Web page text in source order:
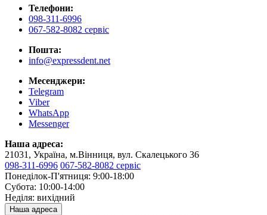
Телефони:
098-311-6996
067-582-8082 сервіс
Пошта:
info@expressdent.net
Месенджери:
Telegram
Viber
WhatsApp
Messenger
Наша адреса:
21031, Україна, м.Вінниця, вул. Скалецького 36
098-311-6996 067-582-8082 сервіс
Понеділок-П'ятниця: 9:00-18:00
Субота: 10:00-14:00
Неділя: вихідний
Наша адреса